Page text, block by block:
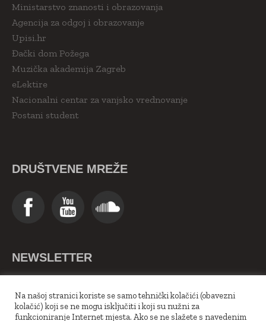
Ministarstvo znanosti i obrazovanja
Agencija za odgoj i obrazovanje
Upisi.hr
Đački dom Požega
Muzička akademija Zagreb
eLektire
Nacionalni centar za vanjsko vrednovanje
Postani student
DRUŠTVENE MREŽE
NEWSLETTER
Na našoj stranici koriste se samo tehnički kolačići (obavezni
kolačić) koji se ne mogu isključiti i koji su nužni za
funkcioniranje Internet mjesta. Ako se ne slažete s navedenim